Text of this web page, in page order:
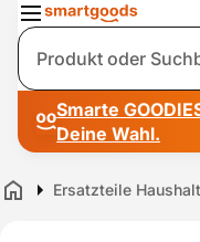
Suche
Smarte
Deine Wahl.
Home Ersatzteile